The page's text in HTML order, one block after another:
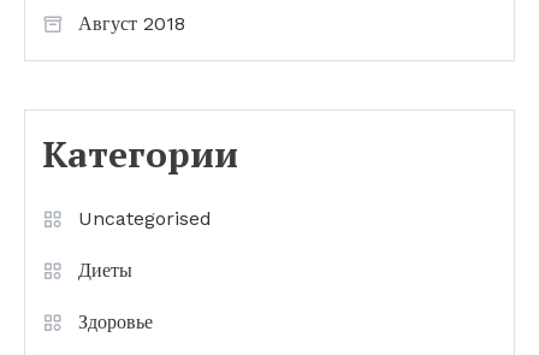
Август 2018
Категории
Uncategorised
Диеты
Здоровье